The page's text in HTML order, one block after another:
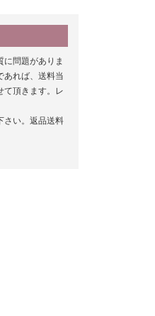
問題がありま
あれば、送料当
て頂きます。レ
さい。返品送料